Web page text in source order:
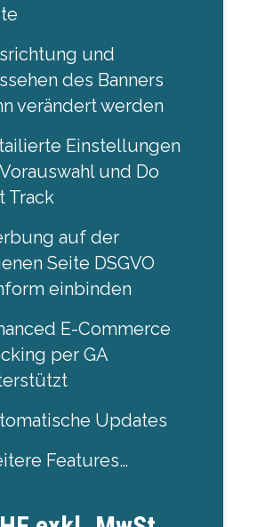
und
des Banners
verändert werden
Einstellungen
und Do
Track
auf der
Seite DSGVO
einbinden
E-Commerce
per GA
Updates
Features…